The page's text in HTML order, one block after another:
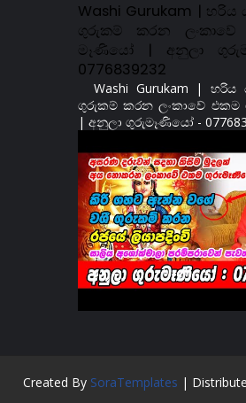
Washi Gurukam |
ගුරුකම් කරන
මෑණියෝ | අනුලා
0776839232
Washi Gurukam |
ගුරුකම් කරන ලංකාවේ
| අනුලා ගුරුමෑණියෝ -
Created By SoraTemplates |